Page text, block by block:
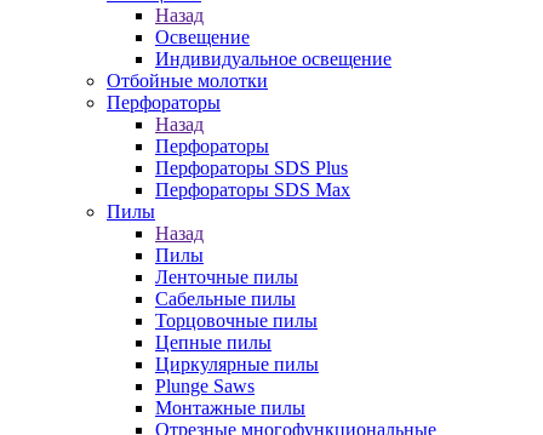
Назад
Освещение
Индивидуальное освещение
Отбойные молотки
Перфораторы
Назад
Перфораторы
Перфораторы SDS Plus
Перфораторы SDS Max
Пилы
Назад
Пилы
Ленточные пилы
Сабельные пилы
Торцовочные пилы
Цепные пилы
Циркулярные пилы
Plunge Saws
Монтажные пилы
Отрезные многофункциональные